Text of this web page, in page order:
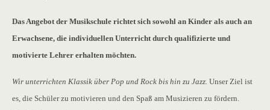
Das Angebot der Musikschule richtet sich sowohl an Kinder als auch an
Erwachsene, die individuellen Unterricht durch qualifizierte und
motivierte Lehrer erhalten möchten.
Wir unterrichten Klassik über Pop und Rock bis hin zu Jazz. Unser Ziel ist
es, die Schüler zu motivieren und den Spaß am Musizieren zu fördern.